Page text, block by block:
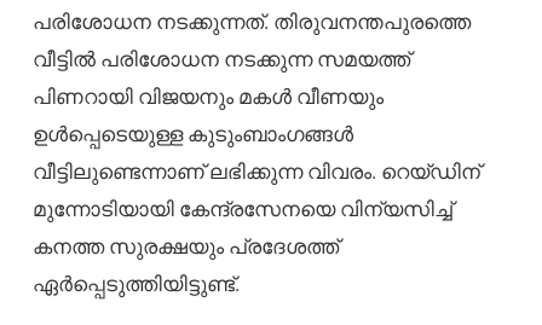
പരിശോധന നടക്കുന്നത്. തിരുവനന്തപുരത്തെ
വീട്ടിൽ പരിശോധന നടക്കുന്ന സമയത്ത്
പിണറായി വിജയനും മകൾ വീണയും
ഉൾപ്പെടെയുള്ള കുടുംബാംഗങ്ങൾ
വീട്ടിലുണ്ടെന്നാണ് ലഭിക്കുന്ന വിവരം. റെയ്ഡിന്
മുന്നോടിയായി കേന്ദ്രസേനയെ വിന്യസിച്ച്
കനത്ത സുരക്ഷയും പ്രദേശത്ത്
ഏർപ്പെടുത്തിയിട്ടുണ്ട്.